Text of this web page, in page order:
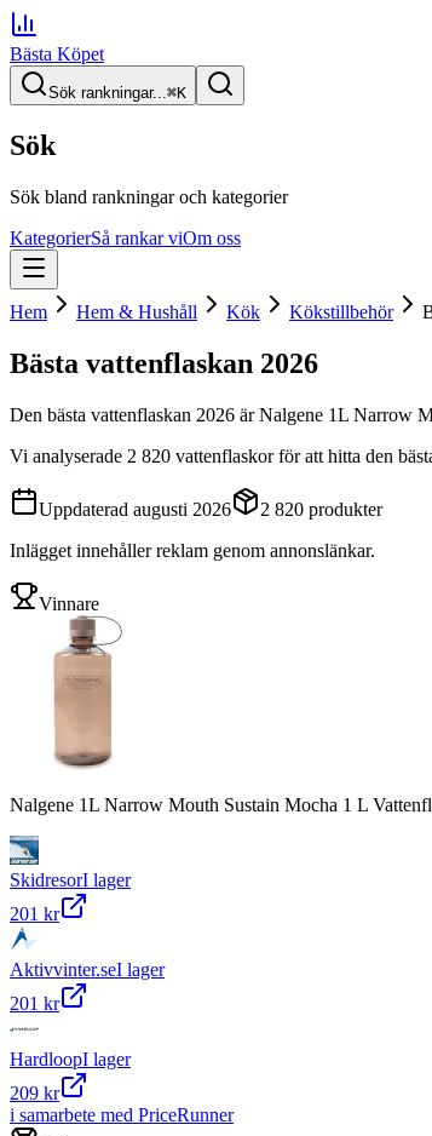
Bästa Köpet
Sök rankningar...⌘K
Sök
Sök bland rankningar och kategorier
KategorierSå rankar viOm oss
Hem Hem & Hushåll Kök Kökstillbehör
Bästa vattenflaskan 2026
Den bästa vattenflaskan 2026 ärNalgene 1L Narrow
Vi analyserade 2 820 vattenflaskorför att hitta den
Uppdaterad augusti 2026 2 820 produkter
Inlägget innehåller reklam genom annonslänkar.
Vinnare
Nalgene 1L Narrow Mouth Sustain Mocha 1 L
SkidresorI lager
201 kr
Aktivvinter.seI lager
201 kr
HardloopI lager
209 kr
i samarbete med PriceRunner